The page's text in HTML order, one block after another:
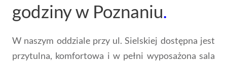
godziny w Poznaniu.
W naszym oddziale przy ul. Sielskiej dostępna jest
przytulna, komfortowa i w pełni wyposażona sala